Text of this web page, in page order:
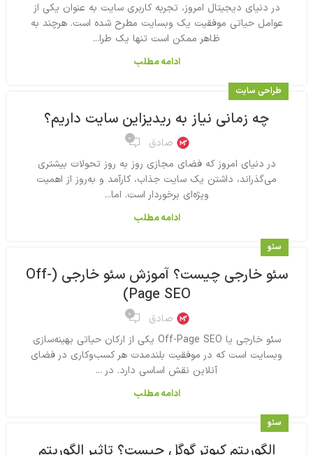
در دنیای دیجیتال امروز، تجربه کاربری سایت به عنوان یکی از
عوامل حیاتی موفقیت یک وبسایت مطرح شده است. هرچند به
ظاهر ممکن است تنها یک طرا...
ادامه مطلب
طراحی سایت
چه زمانی نیاز به ریدیزاین سایت داریم؟
صادق ۰
در دنیای امروز که فضای مجازی روز به روز تحولات بیشتری
می‌گذراند، داشتن یک سایت جذاب، کارآمد و به‌روز از اهمیت
ویژه‌ای برخوردار است. اما...
ادامه مطلب
سئو
سئو خارجی چیست؟ آموزش سئو خارجی (Off-
Page SEO)
صادق ۰
سئو خارجی یا Off-Page SEO یکی از ارکان حیاتی بهینه‌سازی
وبسایت است که در موفقیت بلندمدت هر کسب‌وکاری در فضای
آنلاین نقش اساسی دارد. در ...
ادامه مطلب
سئو